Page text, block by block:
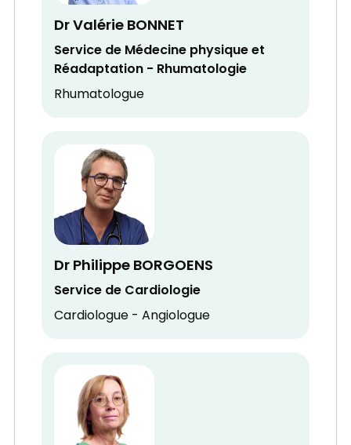
Dr Valérie BONNET
Service de Médecine physique et
Réadaptation - Rhumatologie
Rhumatologue
Dr Philippe BORGOENS
Service de Cardiologie
Cardiologue - Angiologue